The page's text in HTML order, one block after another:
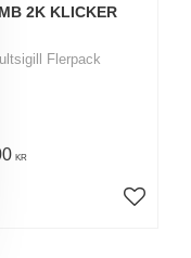
2K KLICKER
Flerpack
KR